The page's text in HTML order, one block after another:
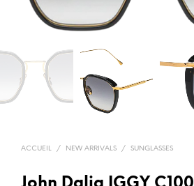
ACCUEIL / NEW ARRIVALS / SUNGLASSES